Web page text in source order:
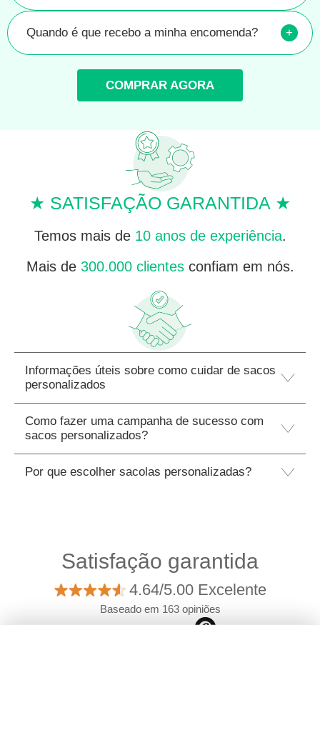
Quando é que recebo a minha encomenda? +
COMPRAR AGORA
★ SATISFAÇÃO GARANTIDA ★
Temos mais de 10 anos de experiência.
Mais de 300.000 clientesconfiam em nós.
Informações úteis sobre como cuidar de sacos
personalizados
Como fazer uma campanha de sucesso com
sacos personalizados?
Por que escolher sacolas personalizadas?
Satisfação garantida
4.64/5.00 Excelente
Baseado em 163 opiniões